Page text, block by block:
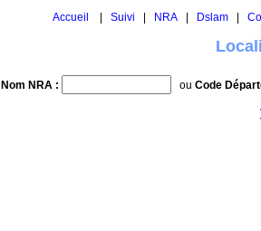
Accueil Suivi NRA Dslam
Nom NRA : ou Code